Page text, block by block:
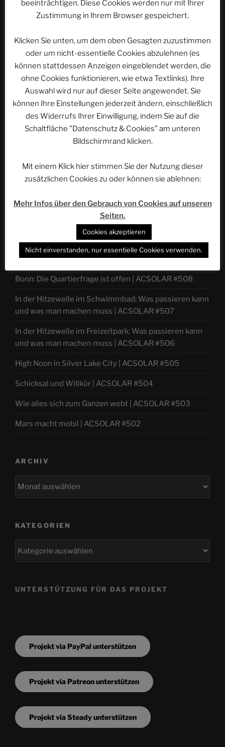
WEBSEITE DURCHSUCHEN
Suchen
nach:
Werbung
NEUESTE EPISODEN
Bonn: Die Quartierfrage ist offen | ACSOLAR #508
In der Hitzewelle im Schwimmbad: Was passieren kann
und was man machen muss | ACSOLAR #507
In der Hitzewelle im Freizeitpark: Was passieren kann
und was man machen muss | ACSOLAR #506
High Noon in Silver Lake City | ACSOLAR #505
Schicksal und Willkür | ACSOLAR #504
Wie alles sich zum Ganzen webt | ACSOLAR #503
Mars macht mobil | ACSOLAR #502
ARCHIV
KATEGORIEN
UNTERSTÜTZUNG FÜR DAS PROJEKT
Projekt via PayPal unterstützen
Projekt via Patreon unterstützen
Projekt via Steady unterstützen
beeinträchtigen. Diese Cookies werden nur mit Ihrer
Zustimmung in Ihrem Browser gespeichert.
Klicken Sie unten, um dem oben Gesagten zuzustimmen
oder um nicht-essentielle Cookies abzulehnen (es
können stattdessen Anzeigen eingeblendet werden, die
ohne Cookies funktionieren, wie etwa Textlinks). Ihre
Auswahl wird nur auf dieser Seite angewendet. Sie
können Ihre Einstellungen jederzeit ändern, einschließlich
des Widerrufs Ihrer Einwilligung, indem Sie auf die
Schaltfläche "Datenschutz & Cookies" am unteren
Bildschirmrand klicken.
Mit einem Klick hier stimmen Sie der Nutzung dieser
zusätzlichen Cookies zu oder können sie ablehnen:
Mehr Infos über den Gebrauch von Cookies auf unseren
Seiten.
Cookies akzeptieren
Nicht einverstanden, nur essentielle Cookies verwenden.